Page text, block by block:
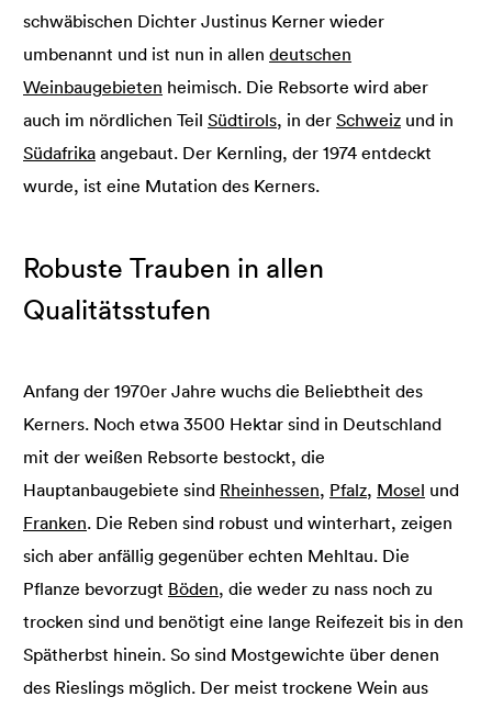
schwäbischen Dichter Justinus Kerner wieder
umbenannt und ist nun in allen deutschen
Weinbaugebieten heimisch. Die Rebsorte wird aber
auch im nördlichen Teil Südtirols, in der Schweiz und in
Südafrika angebaut. Der Kernling, der 1974 entdeckt
wurde, ist eine Mutation des Kerners.
Robuste Trauben in allen
Qualitätsstufen
Anfang der 1970er Jahre wuchs die Beliebtheit des
Kerners. Noch etwa 3500 Hektar sind in Deutschland
mit der weißen Rebsorte bestockt, die
Hauptanbaugebiete sind Rheinhessen, Pfalz, Mosel und
Franken. Die Reben sind robust und winterhart, zeigen
sich aber anfällig gegenüber echten Mehltau. Die
Pflanze bevorzugt Böden, die weder zu nass noch zu
trocken sind und benötigt eine lange Reifezeit bis in den
Spätherbst hinein. So sind Mostgewichte über denen
des Rieslings möglich. Der meist trockene Wein aus